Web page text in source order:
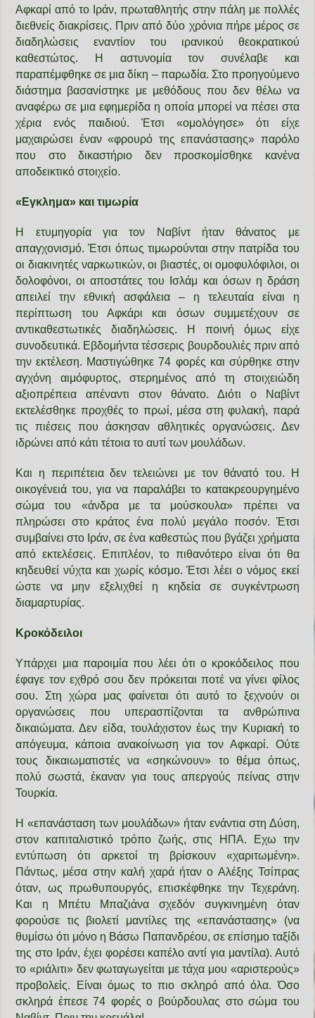
Αφκαρί από το Ιράν, πρωταθλητής στην πάλη με πολλές
διεθνείς διακρίσεις. Πριν από δύο χρόνια πήρε μέρος σε
διαδηλώσεις εναντίον του ιρανικού θεοκρατικού
καθεστώτος. Η αστυνομία τον συνέλαβε και
παραπέμφθηκε σε μια δίκη – παρωδία. Στο προηγούμενο
διάστημα βασανίστηκε με μεθόδους που δεν θέλω να
αναφέρω σε μια εφημερίδα η οποία μπορεί να πέσει στα
χέρια ενός παιδιού. Έτσι «ομολόγησε» ότι είχε
μαχαιρώσει έναν «φρουρό της επανάστασης» παρόλο
που στο δικαστήριο δεν προσκομίσθηκε κανένα
αποδεικτικό στοιχείο.
«Εγκλημα» και τιμωρία
Η ετυμηγορία για τον Ναβίντ ήταν θάνατος με
απαγχονισμό. Έτσι όπως τιμωρούνται στην πατρίδα του
οι διακινητές ναρκωτικών, οι βιαστές, οι ομοφυλόφιλοι, οι
δολοφόνοι, οι αποστάτες του Ισλάμ και όσων η δράση
απειλεί την εθνική ασφάλεια – η τελευταία είναι η
περίπτωση του Αφκάρι και όσων συμμετέχουν σε
αντικαθεστωτικές διαδηλώσεις. Η ποινή όμως είχε
συνοδευτικά. Εβδομήντα τέσσερις βουρδουλιές πριν από
την εκτέλεση. Μαστιγώθηκε 74 φορές και σύρθηκε στην
αγχόνη αιμόφυρτος, στερημένος από τη στοιχειώδη
αξιοπρέπεια απέναντι στον θάνατο. Διότι ο Ναβίντ
εκτελέσθηκε προχθές το πρωί, μέσα στη φυλακή, παρά
τις πιέσεις που άσκησαν αθλητικές οργανώσεις. Δεν
ιδρώνει από κάτι τέτοια το αυτί των μουλάδων.
Και η περιπέτεια δεν τελειώνει με τον θάνατό του. Η
οικογένειά του, για να παραλάβει το κατακρεουργημένο
σώμα του «άνδρα με τα μούσκουλα» πρέπει να
πληρώσει στο κράτος ένα πολύ μεγάλο ποσόν. Έτσι
συμβαίνει στο Ιράν, σε ένα καθεστώς που βγάζει χρήματα
από εκτελέσεις. Επιπλέον, το πιθανότερο είναι ότι θα
κηδευθεί νύχτα και χωρίς κόσμο. Έτσι λέει ο νόμος εκεί
ώστε να μην εξελιχθεί η κηδεία σε συγκέντρωση
διαμαρτυρίας.
Κροκόδειλοι
Υπάρχει μια παροιμία που λέει ότι ο κροκόδειλος που
έφαγε τον εχθρό σου δεν πρόκειται ποτέ να γίνει φίλος
σου. Στη χώρα μας φαίνεται ότι αυτό το ξεχνούν οι
οργανώσεις που υπερασπίζονται τα ανθρώπινα
δικαιώματα. Δεν είδα, τουλάχιστον έως την Κυριακή το
απόγευμα, κάποια ανακοίνωση για τον Αφκαρί. Ούτε
τους δικαιωματιστές να «σηκώνουν» το θέμα όπως,
πολύ σωστά, έκαναν για τους απεργούς πείνας στην
Τουρκία.
Η «επανάσταση των μουλάδων» ήταν ενάντια στη Δύση,
στον καπιταλιστικό τρόπο ζωής, στις ΗΠΑ. Εχω την
εντύπωση ότι αρκετοί τη βρίσκουν «χαριτωμένη».
Πάντως, μέσα στην καλή χαρά ήταν ο Αλέξης Τσίπρας
όταν, ως πρωθυπουργός, επισκέφθηκε την Τεχεράνη.
Και η Μπέτυ Μπαζιάνα σχεδόν συγκινημένη όταν
φορούσε τις βιολετί μαντίλες της «επανάστασης» (να
θυμίσω ότι μόνο η Βάσω Παπανδρέου, σε επίσημο ταξίδι
της στο Ιράν, έχει φορέσει καπέλο αντί για μαντίλα). Αυτό
το «ριάλιτι» δεν φωταγωγείται με τάχα μου «αριστερούς»
προβολείς. Είναι όμως το πιο σκληρό από όλα. Όσο
σκληρά έπεσε 74 φορές ο βούρδουλας στο σώμα του